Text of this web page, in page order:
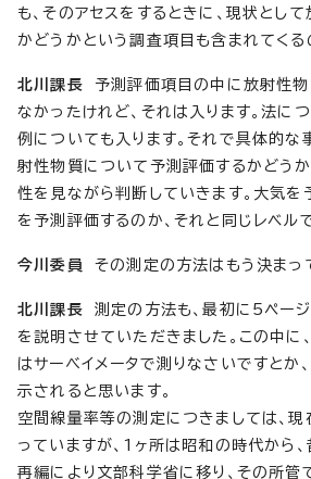
も、そのアセスをするときに、現状とし
かどうかという調査項目も含まれてくる
北川課長 予測評価項目の中に放射性
なかったけれど、それは入ります。法に
例についても入ります。それで具体的な
射性物質について予測評価するかどう
性を見ながら判断していきます。大気を
を予測評価するのか、それと同じレベル
今川委員 その測定の方法はもう決まっ
北川課長 測定の方法も、最初に5ペー
を説明させていただきました。この中に
はサーべイメータで測りなさいですとか
示されると思います。
空間線量率等の測定につきましては、
っていますが、1ヶ所は昭和の時代から
再編により文部科学省に移り、その所管